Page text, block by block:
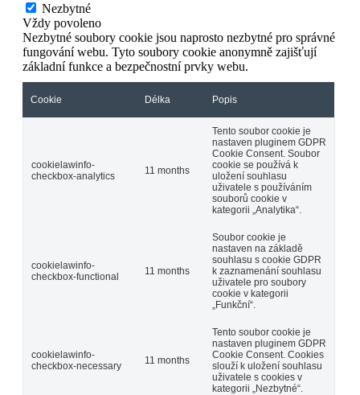
Nezbytné
Vždy povoleno
Nezbytné soubory cookie jsou naprosto nezbytné pro správné
fungování webu. Tyto soubory cookie anonymně zajišťují
základní funkce a bezpečnostní prvky webu.
Cookie Délka Popis
cookielawinfo-
checkbox-analytics
11 months
Tento soubor cookie je
nastaven pluginem GDPR
Cookie Consent. Soubor
cookie se používá k
uložení souhlasu
uživatele s používáním
souborů cookie v
kategorii „Analytika“.
cookielawinfo-
checkbox-functional
11 months
Soubor cookie je
nastaven na základě
souhlasu s cookie GDPR
k zaznamenání souhlasu
uživatele pro soubory
cookie v kategorii
„Funkční“.
cookielawinfo-
checkbox-necessary
11 months
Tento soubor cookie je
nastaven pluginem GDPR
Cookie Consent. Cookies
slouží k uložení souhlasu
uživatele s cookies v
kategorii „Nezbytné“.